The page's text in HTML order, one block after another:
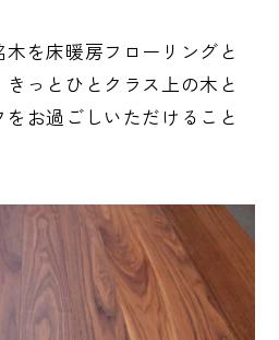
を床暖房フローリングと
っとひとクラス上の木と
お過ごしいただけること